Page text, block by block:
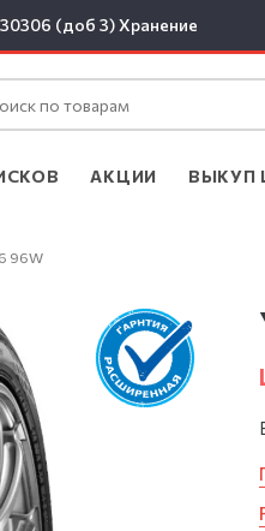
(доб 3)Хранение
АКЦИИ ВЫКУП
96W